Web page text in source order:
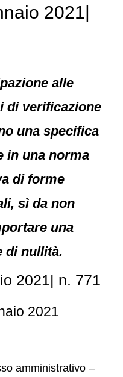
2021|
alle
di verificazione
una specifica
in una norma
di forme
sì da non
una
di nullità.
2021| n. 771
2021
amministrativo –